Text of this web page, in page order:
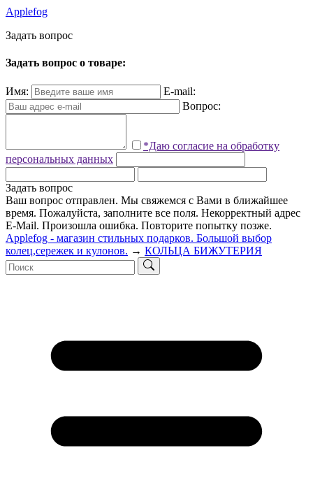
Applefog
Задать вопрос
Задать вопрос о товаре:
Имя:
E-mail:
Вопрос:
*Даю согласие на обработку
персональных данных
Задать вопрос
Ваш вопрос отправлен. Мы свяжемся с Вами в ближайшее
время. Пожалуйста, заполните все поля. Некорректный адрес
E-Mail. Произошла ошибка. Повторите попытку позже.
Applefog - магазин стильных подарков. Большой выбор
колец,сережек и кулонов. → КОЛЬЦА БИЖУТЕРИЯ